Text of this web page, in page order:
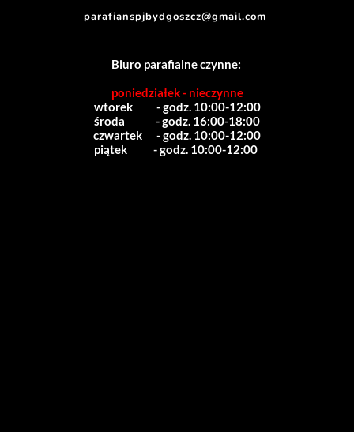
parafianspjbydgoszcz@gmail.com
Biuro parafialne czynne:
poniedziałek - nieczynne
wtorek          - godz. 10:00-12:00
środa             - godz. 16:00-18:00
czwartek      - godz. 10:00-12:00
piątek           - godz. 10:00-12:00